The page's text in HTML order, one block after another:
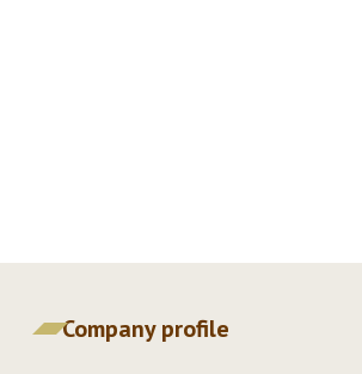
Company profile